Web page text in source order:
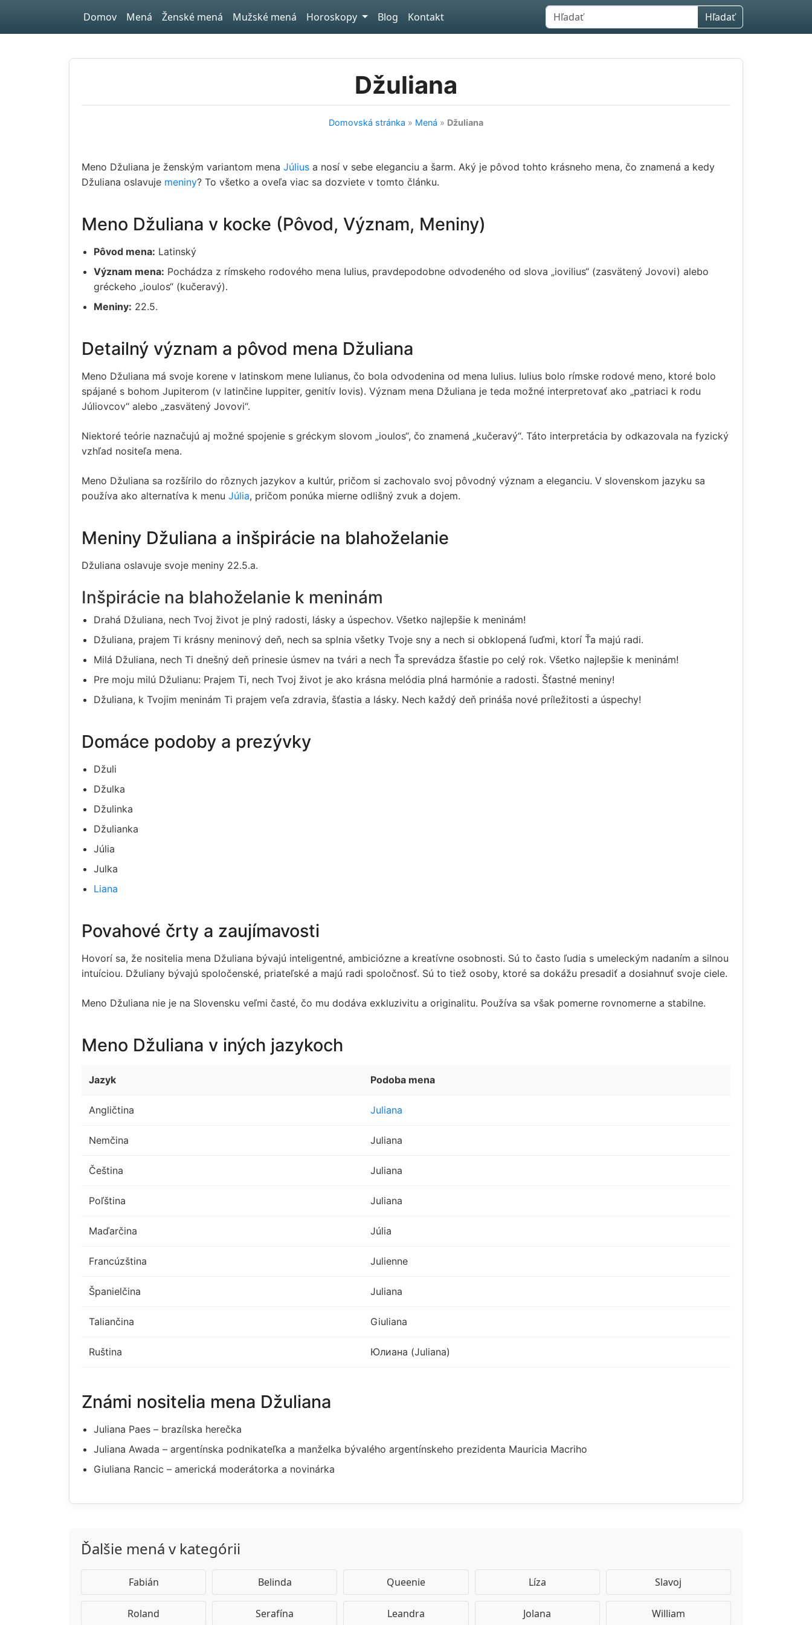
Domov Mená Ženské mená Mužské mená Horoskopy Blog Kontakt Hľadať
Džuliana
Domovská stránka » Mená » Džuliana
Meno Džuliana je ženským variantom mena Július a nosí v sebe eleganciu a šarm. Aký je pôvod tohto krásneho mena, čo znamená a kedy
Džuliana oslavuje meniny? To všetko a oveľa viac sa dozviete v tomto článku.
Meno Džuliana v kocke (Pôvod, Význam, Meniny)
Pôvod mena: Latinský
Význam mena: Pochádza z rímskeho rodového mena Iulius, pravdepodobne odvodeného od slova „iovilius“ (zasvätený Jovovi) alebo
gréckeho „ioulos“ (kučeravý).
Meniny: 22.5.
Detailný význam a pôvod mena Džuliana
Meno Džuliana má svoje korene v latinskom mene Iulianus, čo bola odvodenina od mena Iulius. Iulius bolo rímske rodové meno, ktoré bolo
spájané s bohom Jupiterom (v latinčine Iuppiter, genitív Iovis). Význam mena Džuliana je teda možné interpretovať ako „patriaci k rodu
Júliovcov“ alebo „zasvätený Jovovi“.
Niektoré teórie naznačujú aj možné spojenie s gréckym slovom „ioulos“, čo znamená „kučeravý“. Táto interpretácia by odkazovala na fyzický
vzhľad nositeľa mena.
Meno Džuliana sa rozšírilo do rôznych jazykov a kultúr, pričom si zachovalo svoj pôvodný význam a eleganciu. V slovenskom jazyku sa
používa ako alternatíva k menu Júlia, pričom ponúka mierne odlišný zvuk a dojem.
Meniny Džuliana a inšpirácie na blahoželanie
Džuliana oslavuje svoje meniny 22.5.a.
Inšpirácie na blahoželanie k meninám
Drahá Džuliana, nech Tvoj život je plný radosti, lásky a úspechov. Všetko najlepšie k meninám!
Džuliana, prajem Ti krásny meninový deň, nech sa splnia všetky Tvoje sny a nech si obklopená ľuďmi, ktorí Ťa majú radi.
Milá Džuliana, nech Ti dnešný deň prinesie úsmev na tvári a nech Ťa sprevádza šťastie po celý rok. Všetko najlepšie k meninám!
Pre moju milú Džulianu: Prajem Ti, nech Tvoj život je ako krásna melódia plná harmónie a radosti. Šťastné meniny!
Džuliana, k Tvojim meninám Ti prajem veľa zdravia, šťastia a lásky. Nech každý deň prináša nové príležitosti a úspechy!
Domáce podoby a prezývky
Džuli
Džulka
Džulinka
Džulianka
Júlia
Julka
Liana
Povahové črty a zaujímavosti
Hovorí sa, že nositelia mena Džuliana bývajú inteligentné, ambiciózne a kreatívne osobnosti. Sú to často ľudia s umeleckým nadaním a silnou
intuíciou. Džuliany bývajú spoločenské, priateľské a majú radi spoločnosť. Sú to tiež osoby, ktoré sa dokážu presadiť a dosiahnuť svoje ciele.
Meno Džuliana nie je na Slovensku veľmi časté, čo mu dodáva exkluzivitu a originalitu. Používa sa však pomerne rovnomerne a stabilne.
Meno Džuliana v iných jazykoch
Jazyk Podoba mena
Angličtina Juliana
Nemčina Juliana
Čeština Juliana
Poľština Juliana
Maďarčina Júlia
Francúzština Julienne
Španielčina Juliana
Taliančina Giuliana
Ruština Юлиана (Juliana)
Známi nositelia mena Džuliana
Juliana Paes – brazílska herečka
Juliana Awada – argentínska podnikateľka a manželka bývalého argentínskeho prezidenta Mauricia Macriho
Giuliana Rancic – americká moderátorka a novinárka
Ďalšie mená v kategórii
Fabián Belinda Queenie Líza Slavoj
Roland Serafína Leandra Jolana William